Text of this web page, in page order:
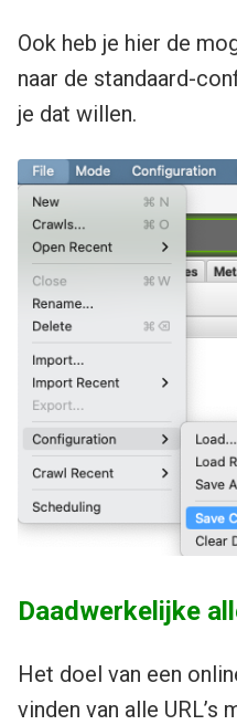
Ook heb je hier de
naar de standaard-
je dat willen.
Daadwerkelijke
Het doel van een
vinden van alle